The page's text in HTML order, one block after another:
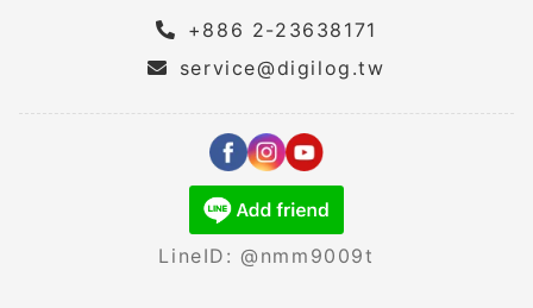
+886 2-23638171
service@digilog.tw
LineID: @nmm9009t